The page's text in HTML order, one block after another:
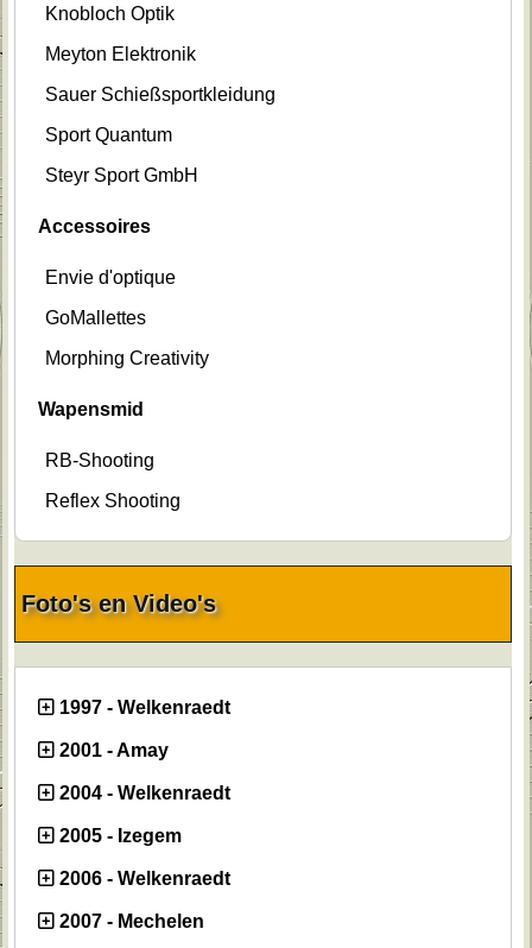
Knobloch Optik
Meyton Elektronik
Sauer Schießsportkleidung
Sport Quantum
Steyr Sport GmbH
Accessoires
Envie d'optique
GoMallettes
Morphing Creativity
Wapensmid
RB-Shooting
Reflex Shooting
Foto's en Video's
1997 - Welkenraedt
2001 - Amay
2004 - Welkenraedt
2005 - Izegem
2006 - Welkenraedt
2007 - Mechelen